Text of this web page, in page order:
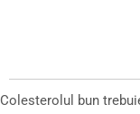
Colesterolul bun